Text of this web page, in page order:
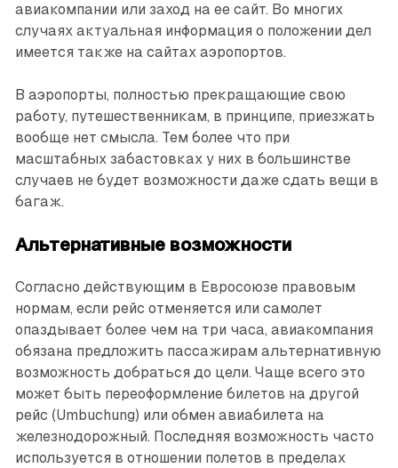
авиакомпании или заход на ее сайт. Во многих
случаях актуальная информация о положении дел
имеется также на сайтах аэропортов.
В аэропорты, полностью прекра­щающие свою
работу, путешественникам, в принципе, приезжать
вообще нет смысла. Тем более что при
масштабных забастовках у них в большинстве
случаев не будет возможности даже сдать вещи в
багаж.
Альтернативные возможности
Согласно действующим в Евросою­зе правовым
нормам, если рейс отменяется или самолет
опаздывает более чем на три часа, авиакомпания
обязана предложить пассажирам альтернативную
возможность добраться до цели. Чаще всего это
может быть переоформление билетов на другой
рейс (Umbuchung) или обмен авиа­билета на
железнодорожный. Последняя возможность часто
используется в отношении полетов в пределах